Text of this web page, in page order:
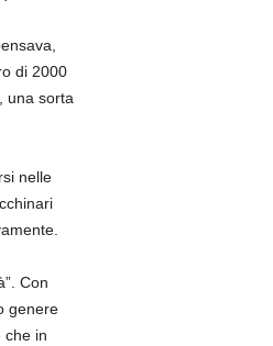
di 2000
una sorta
nelle
Con
genere
che in